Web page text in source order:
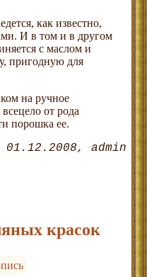
как известно,
И в том и в другом
с маслом и
пригодную для
на ручное
от рода
порошка ее.
01.12.2008 admin
красок